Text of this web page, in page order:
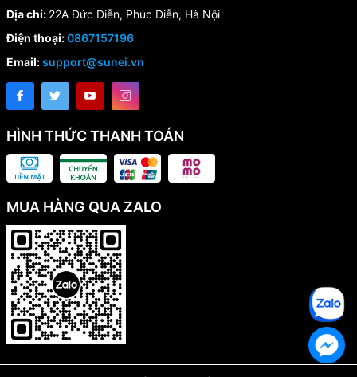
Địa chỉ: 22A Đức Diễn, Phúc Diễn, Hà Nội
Điện thoại:0867157196
Email:support@sunei.vn
HÌNH THỨC THANH TOÁN
MUA HÀNG QUA ZALO